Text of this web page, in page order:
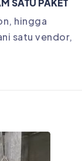
SATU PAKET
hingga
satu vendor,